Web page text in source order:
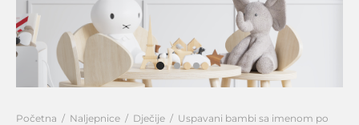
Početna / Naljepnice / Dječije / Uspavani bambi sa imenom po
svijeta
svijeta